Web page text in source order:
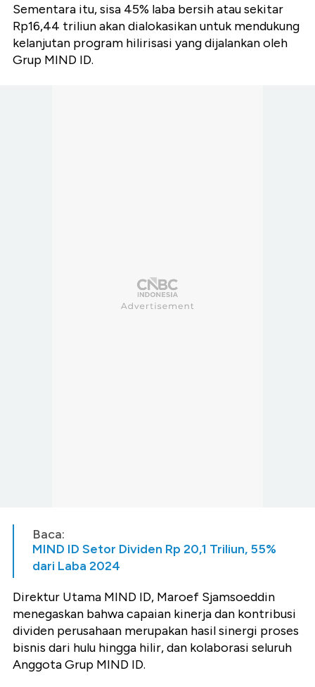
Sementara itu, sisa 45% laba bersih atau sekitar
Rp16,44 triliun akan dialokasikan untuk mendukung
kelanjutan program hilirisasi yang dijalankan oleh
Grup MIND ID.
Baca:
MIND ID Setor Dividen Rp 20,1 Triliun, 55%
dari Laba 2024
Direktur Utama MIND ID, Maroef Sjamsoeddin
menegaskan bahwa capaian kinerja dan kontribusi
dividen perusahaan merupakan hasil sinergi proses
bisnis dari hulu hingga hilir, dan kolaborasi seluruh
Anggota Grup MIND ID.